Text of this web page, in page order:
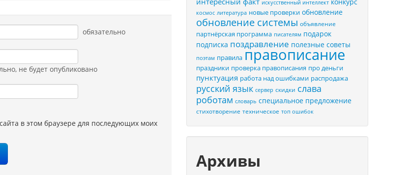
обязательно
, не будет опубликовано
в этом браузере для последующих моих
искусственный интеллект
космос литература новые проверки обновление
обновление системы объявление
партнёрская программа писателям подарок
подписка поздравление полезные советы
поэтам правила правописание
праздники проверка правописания про деньги
пунктуация работа над ошибками распродажа
русский язык сервер скидки слава
роботам словарь специальное предложение
стихотворение техническое топ ошибок
Архивы